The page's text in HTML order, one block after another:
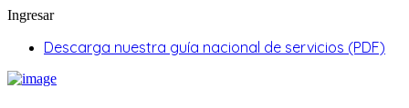
Ingresar
Descarga nuestra guía nacional de servicios (PDF)